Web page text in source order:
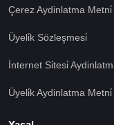
Çerez Aydinlatma Metni̇
Üyeli̇k Sözleşmesi̇
İnternet Si̇tesi̇
Üyeli̇k Aydinlatma Metni̇